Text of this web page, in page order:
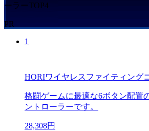
ーラーTOP4
PR
1
HORIワイヤレスファイティング
格闘ゲームに最適な6ボタン配置
ントローラーです。
28,308円